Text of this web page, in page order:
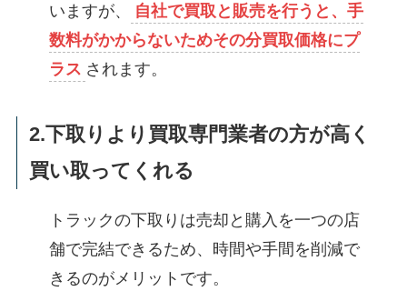
いますが、
自社で買取と販売を行うと、手
数料がかからないためその分買取価格にプ
ラス されます。
2.下取りより買取専門業者の方が高く
買い取ってくれる
トラックの下取りは売却と購入を一つの店
舗で完結できるため、 時間や手間を削減で
きるのがメリットです。